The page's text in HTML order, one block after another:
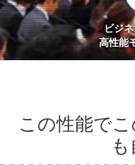
ビジ
高性能
この性能で